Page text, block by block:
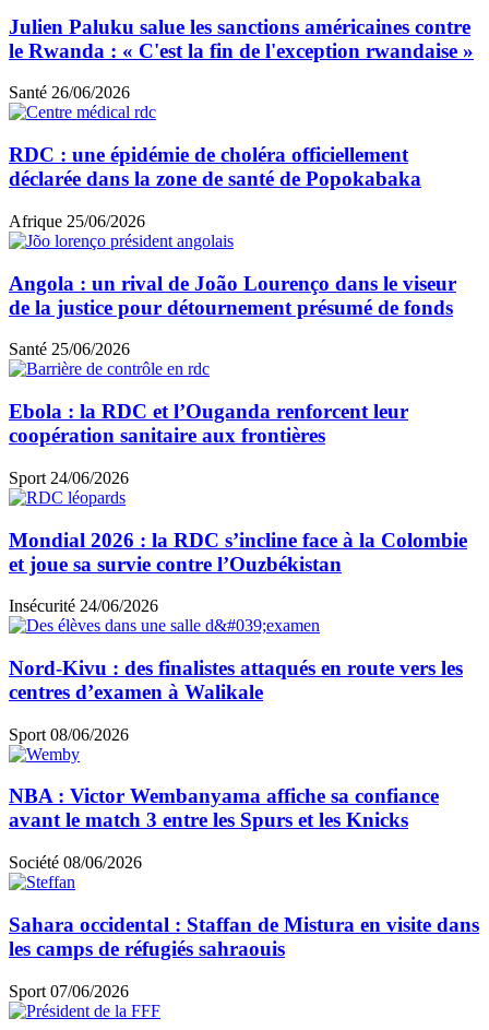
Julien Paluku salue les sanctions américaines contre
le Rwanda : « C'est la fin de l'exception rwandaise »
Santé 26/06/2026
RDC : une épidémie de choléra officiellement
déclarée dans la zone de santé de Popokabaka
Afrique 25/06/2026
Angola : un rival de João Lourenço dans le viseur
de la justice pour détournement présumé de fonds
Santé 25/06/2026
Ebola : la RDC et l’Ouganda renforcent leur
coopération sanitaire aux frontières
Sport 24/06/2026
Mondial 2026 : la RDC s’incline face à la Colombie
et joue sa survie contre l’Ouzbékistan
Insécurité 24/06/2026
Nord-Kivu : des finalistes attaqués en route vers les
centres d’examen à Walikale
Sport 08/06/2026
NBA : Victor Wembanyama affiche sa confiance
avant le match 3 entre les Spurs et les Knicks
Société 08/06/2026
Sahara occidental : Staffan de Mistura en visite dans
les camps de réfugiés sahraouis
Sport 07/06/2026